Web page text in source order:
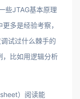
些JTAG基本原理
多是经验考察，
试过什么棘手的
，比如用逻辑分析
）阅读能